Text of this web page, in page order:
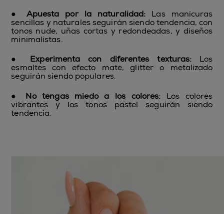
● Apuesta por la naturalidad: Las manicuras
sencillas y naturales seguirán siendo tendencia, con
tonos nude, uñas cortas y redondeadas, y diseños
minimalistas.
● Experimenta con diferentes texturas: Los
esmaltes con efecto mate, glitter o metalizado
seguirán siendo populares.
● No tengas miedo a los colores: Los colores
vibrantes y los tonos pastel seguirán siendo
tendencia.